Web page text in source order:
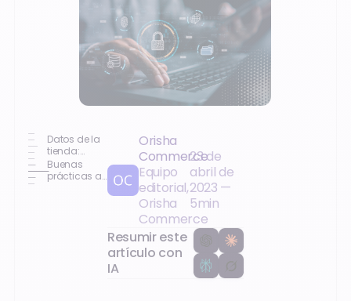
Datos de la
tienda:
¿cuáles son
los riesgos?
Buenas
prácticas a
Orisha
Commerce
Equipo
editorial,
Orisha
Commerce
23 de
abril de
2023 —
5min
Resumir este
artículo con
IA